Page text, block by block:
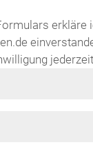
erkläre